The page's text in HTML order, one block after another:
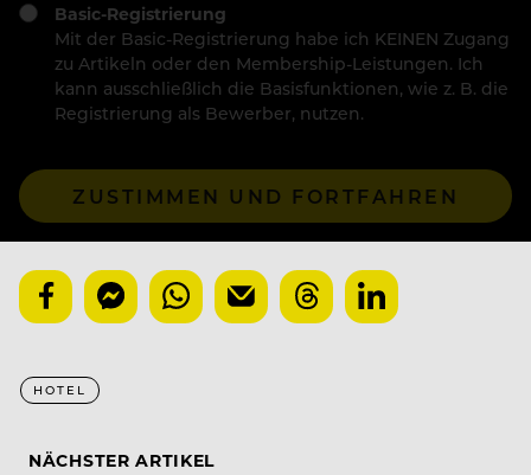
Basic-Registrierung
Mit der Basic-Registrierung habe ich KEINEN Zugang
zu Artikeln oder den Membership-Leistungen. Ich
kann ausschließlich die Basisfunktionen, wie z. B. die
Registrierung als Bewerber, nutzen.
ZUSTIMMEN UND FORTFAHREN
HOTEL
NÄCHSTER ARTIKEL